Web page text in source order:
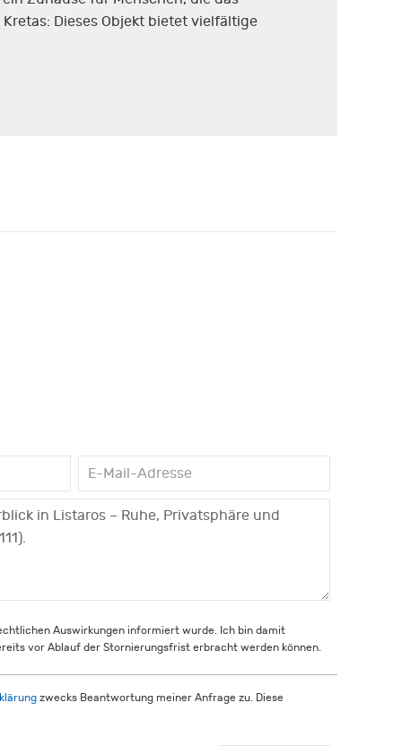
Dieses Objekt bietet vielfältige
Auswirkungen informiert wurde. Ich bin damit
vor Ablauf der Stornierungsfrist erbracht werden können.
zwecks Beantwortung meiner Anfrage zu. Diese